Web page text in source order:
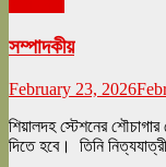
সম্পাদকীয়
February 23, 2026
শিয়ালদহ স্টেশনের
দিতে হবে। তিনি